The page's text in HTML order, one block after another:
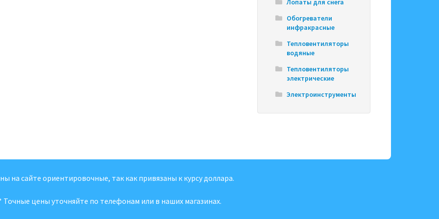
Лопаты для снега
Обогреватели
инфракрасные
Тепловентиляторы
водяные
Тепловентиляторы
электрические
Электроинструменты
на сайте ориентировочные, так как привязаны к курсу доллара.
Точные цены уточняйте по телефонам или в наших магазинах.